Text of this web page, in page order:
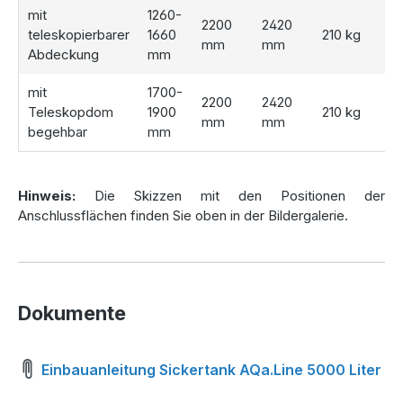
Flexible Installation und einfache
Wartung
Diehöhenverstellbare Abdeckung
und der
Domschacht
des Tanks bieten Ihnen maximale Flexibilität
bei der Installation. Mit dem optionalenTeleskopdom
werden. Die Abdeckung ist
begehbar
und kindersicher,
hält bis zu 200 kg aus und erleichtert so Wartungs- und
Filterkorb
mit
teleskopierbarer
Abdeckung
1260-
1660
mm
2200
mm
2420
mm
210 kg
mit
Teleskopdom
begehbar
1700-
1900
mm
2200
mm
2420
mm
210 kg
Hinweis: Die Skizzen mit den Positionen der
Anschlussflächen finden Sie oben in der Bildergalerie.
Dokumente
Einbauanleitung Sickertank AQa.Line 5000 Liter